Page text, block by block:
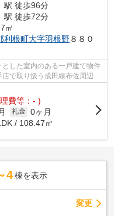
駅 徒歩96分
駅 徒歩72分
㎡
利根町大字羽根野８８０
とした室内のある一戸建て物件
で取り扱う成田線布佐周辺の
費等：- )
礼金 0ヶ月
/ 108.47㎡
4 棟を表示
変更